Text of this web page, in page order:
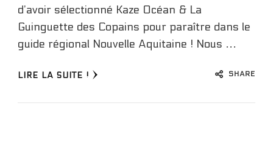
d’avoir sélectionné Kaze Océan & La
Guinguette des Copains pour paraître dans le
guide régional Nouvelle Aquitaine ! Nous …
LIRE LA SUITE ! SHARE